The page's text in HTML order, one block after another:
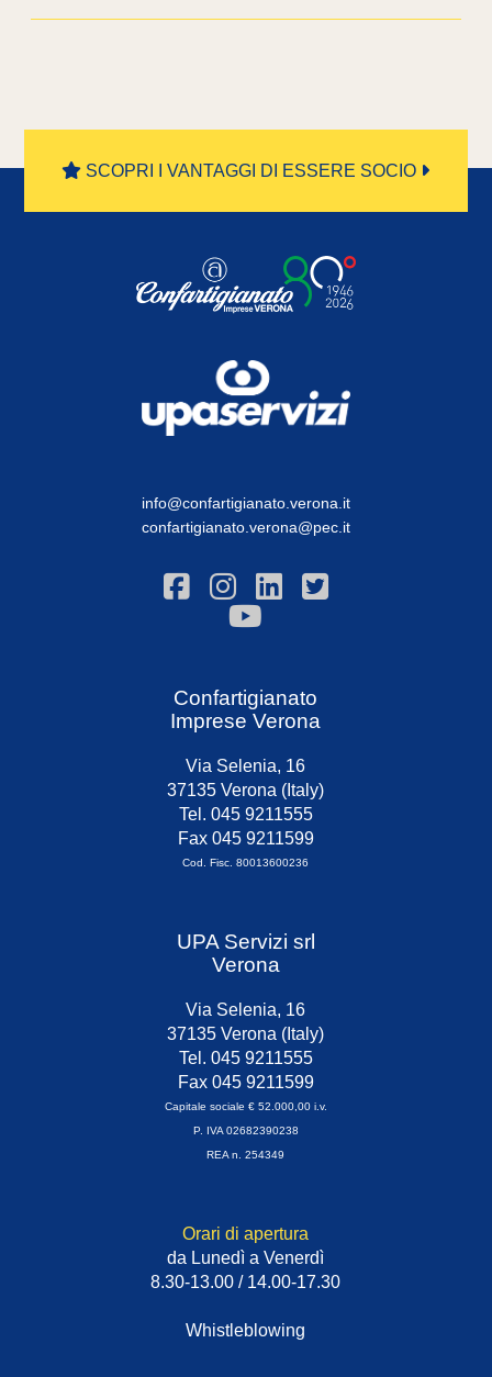
SCOPRI I VANTAGGI DI ESSERE SOCIO
info@confartigianato.verona.it
confartigianato.verona@pec.it
Confartigianato
Imprese Verona
Via Selenia, 16
37135 Verona (Italy)
Tel. 045 9211555
Fax 045 9211599
Cod. Fisc. 80013600236
UPA Servizi srl
Verona
Via Selenia, 16
37135 Verona (Italy)
Tel. 045 9211555
Fax 045 9211599
Capitale sociale € 52.000,00 i.v.
P. IVA 02682390238
REA n. 254349
Orari di apertura
da Lunedì a Venerdì
8.30-13.00 / 14.00-17.30
Whistleblowing